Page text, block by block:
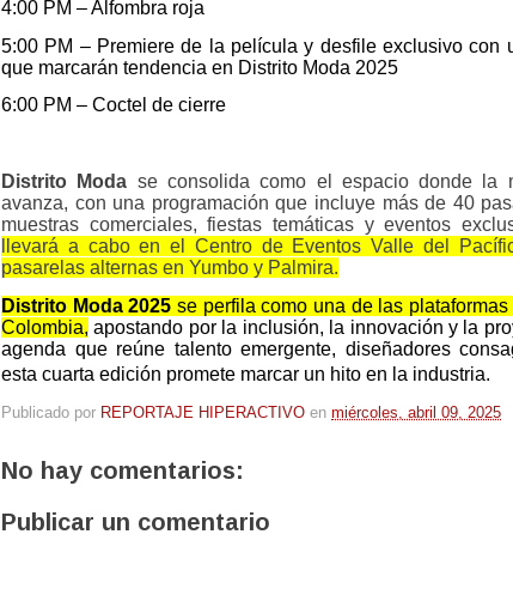
4:00 PM – Alfombra roja
5:00 PM – Premiere de la película y desfile exclusivo con
que marcarán tendencia en Distrito Moda 2025
6:00 PM – Coctel de cierre
Distrito Moda se consolida como el espacio donde la
avanza, con una programación que incluye más de 40
muestras comerciales, fiestas temáticas y eventos
llevará a cabo en el Centro de Eventos Valle del
pasarelas alternas en Yumbo y Palmira.
Distrito Moda 2025 se perfila como una de las
Colombia, apostando por la inclusión, la innovación y la
agenda que reúne talento emergente, diseñadores
esta cuarta edición promete marcar un hito en la industria.
Publicado por REPORTAJE HIPERACTIVO en miércoles, abril 09, 2025
No hay comentarios:
Publicar un comentario